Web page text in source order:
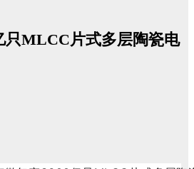
只MLCC片式多层陶瓷电